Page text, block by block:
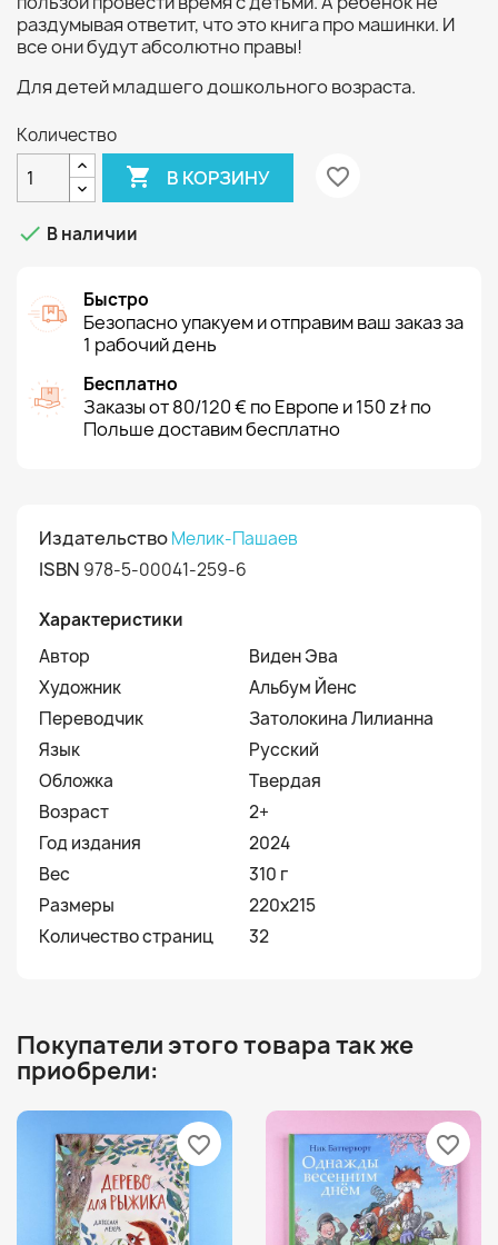
раздумывая ответит, что это книга про машинки. И
все они будут абсолютно правы!
Для детей младшего дошкольного возраста.
Количество
 В КОРЗИНУ favorite_border
 В наличии
Быстро
Безопасно упакуем и отправим ваш заказ за
1 рабочий день
Бесплатно
Заказы от 80/120 € по Европе и 150 zł по
Польше доставим бесплатно
ИздательствоМелик-Пашаев
ISBN 978-5-00041-259-6
Характеристики
Автор
Виден Эва
Художник
Альбум Йенс
Переводчик
Затолокина Лилианна
Язык
Русский
Обложка
Твердая
Возраст
2+
Год издания
2024
Вес
310 г
Размеры
220х215
Количество страниц
32
Покупатели этого товара так же
приобрели:
favorite_border favorite_border